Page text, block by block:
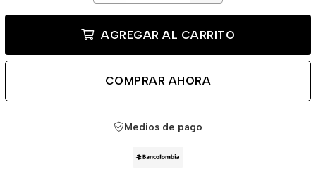
AGREGAR AL CARRITO
COMPRAR AHORA
Medios de pago